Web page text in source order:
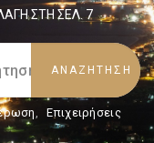
ΣΤΗ ΣΕΛ. 7
, Επιχειρήσεις